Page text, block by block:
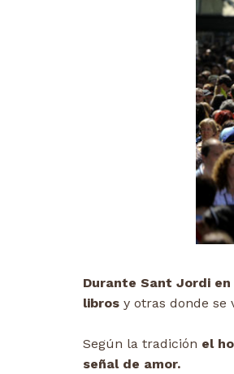
Durante Sant Jordi
libros y otras donde se
Según la tradición el
señal de amor.